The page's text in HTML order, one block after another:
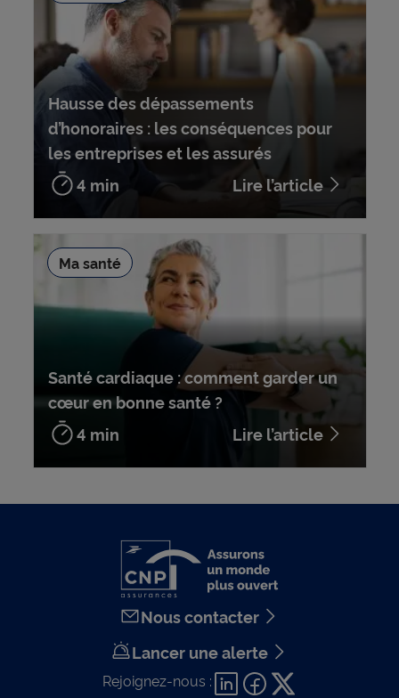
Hausse des dépassements
d’honoraires : les conséquences pour
les entreprises et les assurés
4 min
Lire l’article
Santé cardiaque : comment garder un
cœur en bonne santé ?
4 min
Lire l’article
Ma santé
Nous contacter
Lancer une alerte
Rejoignez-nous :